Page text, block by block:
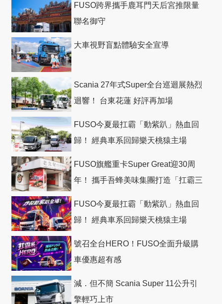
FUSO跨界攜手鹿耳門天后宮推限量
聯名御守
大車視野盲點體驗安全宣導
Scania 27年式Super全台巡迴展熱烈
迴響！ 台東花蓮 好評再加場
FUSO今夏最扛霸「動紫趴」熱血回
歸！ 經典車系回歸樂天桃猿主場
FUSO旗艦重卡Super Great迎30周
年！ 攜手吾蜂美味集團打造「扛霸三
FUSO今夏最扛霸「動紫趴」熱血回
歸！ 經典車系回歸樂天桃猿主場
號召全台HERO！FUSO全面升級購
車優惠超有感
減．但不簡 Scania Super 11公升引
擎輕巧上市